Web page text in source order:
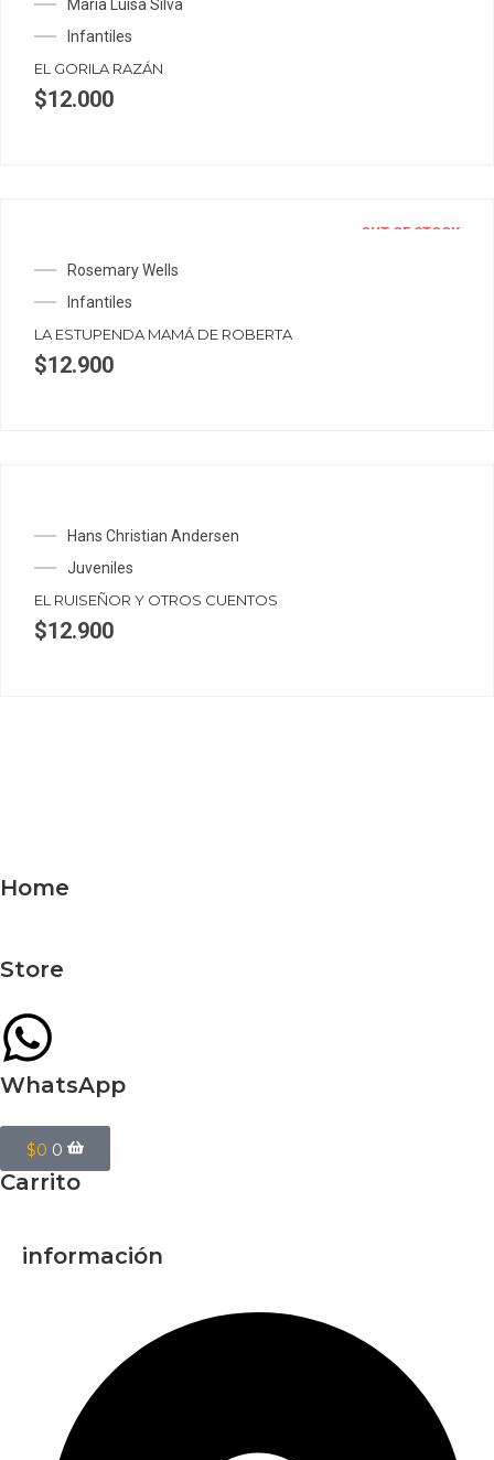
María Luisa Silva
Infantiles
EL GORILA RAZÁN
$12.000
OUT OF STOCK
Rosemary Wells
Infantiles
LA ESTUPENDA MAMÁ DE ROBERTA
$12.900
Hans Christian Andersen
Juveniles
EL RUISEÑOR Y OTROS CUENTOS
$12.900
Home
Store
WhatsApp
$0 0
Carrito
información